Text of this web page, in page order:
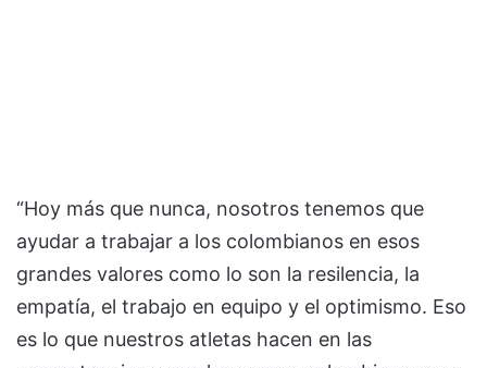
“Hoy más que nunca, nosotros tenemos que
ayudar a trabajar a los colombianos en esos
grandes valores como lo son la resilencia, la
empatía, el trabajo en equipo y el optimismo. Eso
es lo que nuestros atletas hacen en las